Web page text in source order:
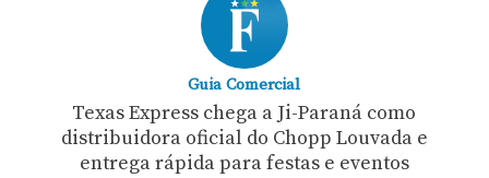
Guia Comercial
Texas Express chega a Ji-Paraná como
distribuidora oficial do Chopp Louvada e
entrega rápida para festas e eventos